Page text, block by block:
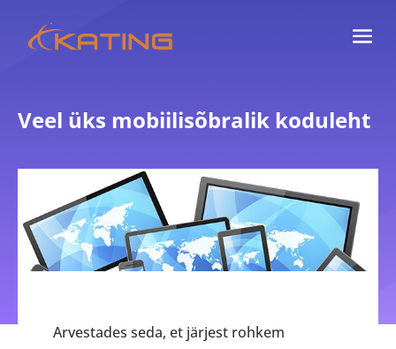
Veel üks mobiilisõbralik koduleht
Arvestades seda, et järjest rohkem